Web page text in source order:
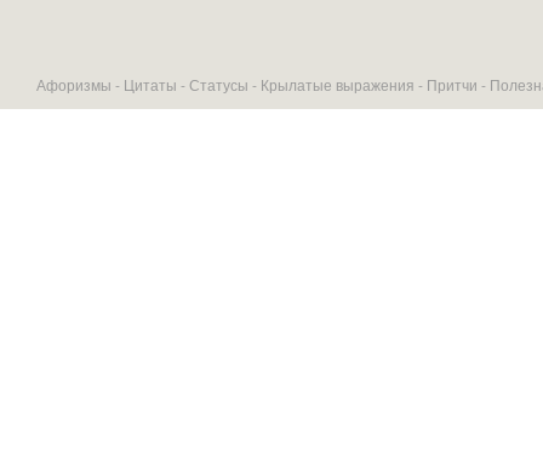
Афоризмы - Цитаты -Статусы - Крылатые выражения - Притчи -